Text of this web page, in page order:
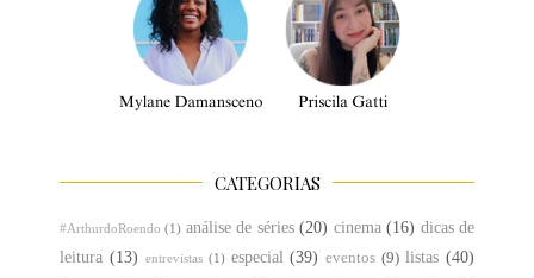
CATEGORIAS
#ArthurdoRoendo (1) análise de séries (20) cinema (16) dicas de
leitura (13) entrevistas (1) especial (39) eventos (9) listas (40)